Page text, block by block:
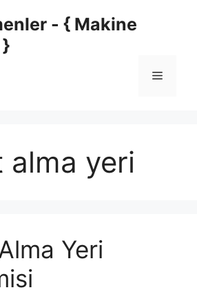
- { Makine
Menü
alma yeri
Yeri